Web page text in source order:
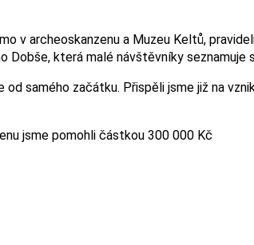
v archeoskanzenu a Muzeu Keltů,
Dobše, která malé návštěvníky seznamuje
samého začátku. Přispěli jsme již na
jsme pomohli částkou 300 000 Kč